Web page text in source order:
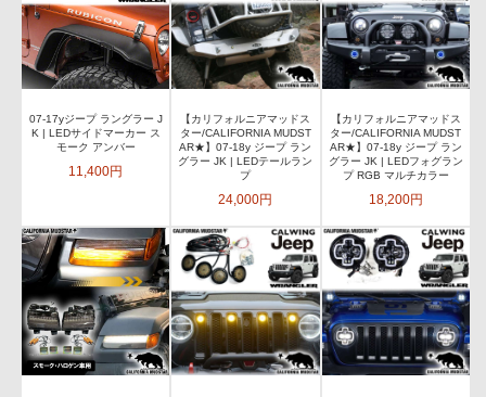
07-17yジープ ラングラー J
K | LEDサイドマーカー ス
モーク アンバー
11,400円
【カリフォルニアマッドス
ター/CALIFORNIA MUDST
AR★】07-18y ジープ ラン
グラー JK | LEDテールラン
プ
24,000円
【カリフォルニアマッドス
ター/CALIFORNIA MUDST
AR★】07-18y ジープ ラン
グラー JK | LEDフォグラン
プ RGB マルチカラー
18,200円